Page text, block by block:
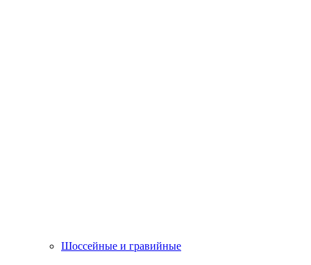
Шоссейные и гравийные